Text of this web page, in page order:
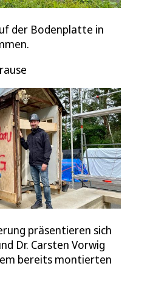
der Bodenplatte in
präsentieren sich
Dr. Carsten Vorwig
bereits montierten